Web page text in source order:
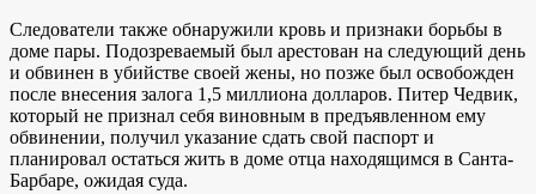
Следователи также обнаружили кровь и признаки борьбы в
доме пары. Подозреваемый был арестован на следующий день
и обвинен в убийстве своей жены, но позже был освобожден
после внесения залога 1,5 миллиона долларов. Питер Чедвик,
который не признал себя виновным в предъявленном ему
обвинении, получил указание сдать свой паспорт и
планировал остаться жить в доме отца находящимся в Санта-
Барбаре, ожидая суда.